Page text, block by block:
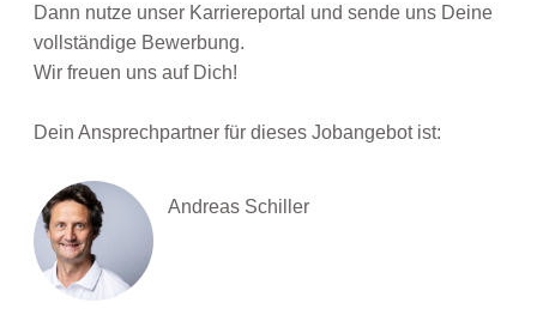
Dann nutze unser Karriereportal und sende uns Deine
vollständige Bewerbung.
Wir freuen uns auf Dich!
Dein Ansprechpartner für dieses Jobangebot ist:
Andreas Schiller